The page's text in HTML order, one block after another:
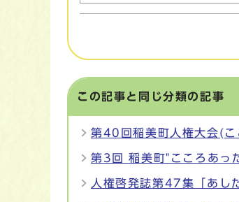
この記事と同じ分類の記事
第40回稲美町人権大会(こ
第3回 稲美町"こころあっ
人権啓発誌第47集「あし